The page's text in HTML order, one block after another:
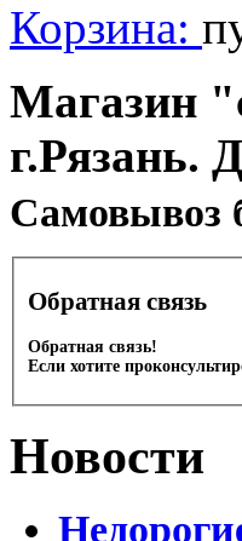
Корзина:
Магазин
г.Рязань.
Cамовывоз
Обратная связь
Обратная связь!
Если хотите
Новости